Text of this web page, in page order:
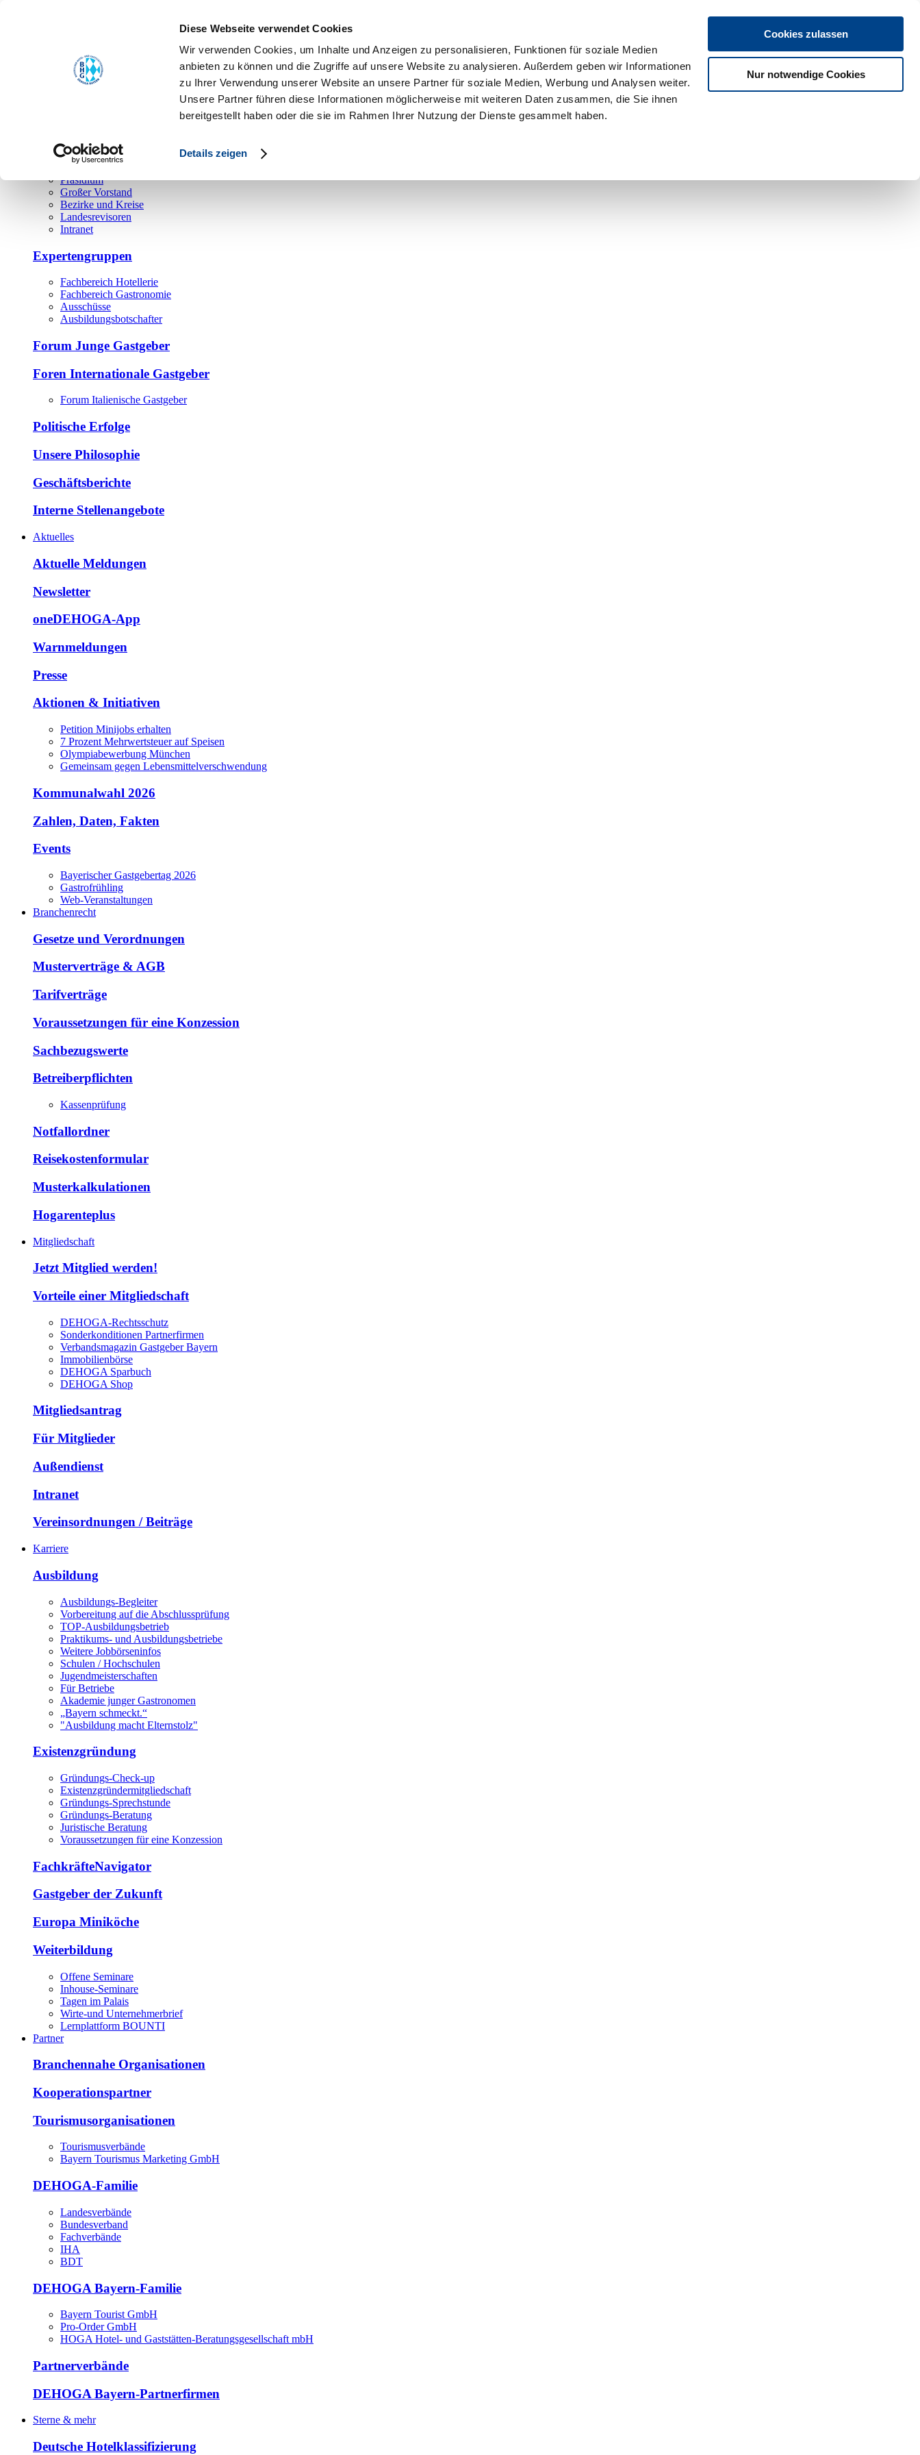
Diese Webseite verwendet Cookies
Wir verwenden Cookies, um Inhalte und Anzeigen zu personalisieren, Funktionen für soziale Medien
anbieten zu können und die Zugriffe auf unsere Website zu analysieren. Außerdem geben wir Informationen
zu Ihrer Verwendung unserer Website an unsere Partner für soziale Medien, Werbung und Analysen weiter.
Unsere Partner führen diese Informationen möglicherweise mit weiteren Daten zusammen, die Sie ihnen
bereitgestellt haben oder die sie im Rahmen Ihrer Nutzung der Dienste gesammelt haben.
Details zeigen
Cookies zulassen
Nur notwendige Cookies
Hauptamt
Bezirks- und Regionalgeschäftsstellen
Ehrenamt
Präsidium
Großer Vorstand
Bezirke und Kreise
Landesrevisoren
Intranet
Expertengruppen
Fachbereich Hotellerie
Fachbereich Gastronomie
Ausschüsse
Ausbildungsbotschafter
Forum Junge Gastgeber
Foren Internationale Gastgeber
Forum Italienische Gastgeber
Politische Erfolge
Unsere Philosophie
Geschäftsberichte
Interne Stellenangebote
Aktuelles
Aktuelle Meldungen
Newsletter
oneDEHOGA-App
Warnmeldungen
Presse
Aktionen & Initiativen
Petition Minijobs erhalten
7 Prozent Mehrwertsteuer auf Speisen
Olympiabewerbung München
Gemeinsam gegen Lebensmittelverschwendung
Kommunalwahl 2026
Zahlen, Daten, Fakten
Events
Bayerischer Gastgebertag 2026
Gastrofrühling
Web-Veranstaltungen
Branchenrecht
Gesetze und Verordnungen
Musterverträge & AGB
Tarifverträge
Voraussetzungen für eine Konzession
Sachbezugswerte
Betreiberpflichten
Kassenprüfung
Notfallordner
Reisekostenformular
Musterkalkulationen
Hogarenteplus
Mitgliedschaft
Jetzt Mitglied werden!
Vorteile einer Mitgliedschaft
DEHOGA-Rechtsschutz
Sonderkonditionen Partnerfirmen
Verbandsmagazin Gastgeber Bayern
Immobilienbörse
DEHOGA Sparbuch
DEHOGA Shop
Mitgliedsantrag
Für Mitglieder
Außendienst
Intranet
Vereinsordnungen / Beiträge
Karriere
Ausbildung
Ausbildungs-Begleiter
Vorbereitung auf die Abschlussprüfung
TOP-Ausbildungsbetrieb
Praktikums- und Ausbildungsbetriebe
Weitere Jobbörseninfos
Schulen / Hochschulen
Jugendmeisterschaften
Für Betriebe
Akademie junger Gastronomen
„Bayern schmeckt.“
"Ausbildung macht Elternstolz"
Existenzgründung
Gründungs-Check-up
Existenzgründermitgliedschaft
Gründungs-Sprechstunde
Gründungs-Beratung
Juristische Beratung
Voraussetzungen für eine Konzession
FachkräfteNavigator
Gastgeber der Zukunft
Europa Miniköche
Weiterbildung
Offene Seminare
Inhouse-Seminare
Tagen im Palais
Wirte-und Unternehmerbrief
Lernplattform BOUNTI
Partner
Branchennahe Organisationen
Kooperationspartner
Tourismusorganisationen
Tourismusverbände
Bayern Tourismus Marketing GmbH
DEHOGA-Familie
Landesverbände
Bundesverband
Fachverbände
IHA
BDT
DEHOGA Bayern-Familie
Bayern Tourist GmbH
Pro-Order GmbH
HOGA Hotel- und Gaststätten-Beratungsgesellschaft mbH
Partnerverbände
DEHOGA Bayern-Partnerfirmen
Sterne & mehr
Deutsche Hotelklassifizierung